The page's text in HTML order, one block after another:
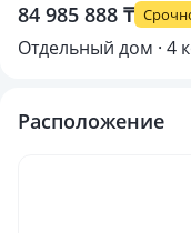
84 985 888 ₸
Отдельный дом · 4
Расположение